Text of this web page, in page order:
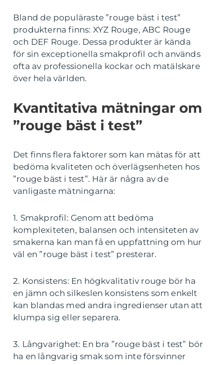
Bland de populäraste ”rouge bäst i test”
produkterna finns: XYZ Rouge, ABC Rouge
och DEF Rouge. Dessa produkter är kända
för sin exceptionella smakprofil och används
ofta av professionella kockar och matälskare
över hela världen.
Kvantitativa mätningar om
”rouge bäst i test”
Det finns flera faktorer som kan mätas för att
bedöma kvaliteten och överlägsenheten hos
”rouge bäst i test”. Här är några av de
vanligaste mätningarna:
1. Smakprofil: Genom att bedöma
komplexiteten, balansen och intensiteten av
smakerna kan man få en uppfattning om hur
väl en ”rouge bäst i test” presterar.
2. Konsistens: En högkvalitativ rouge bör ha
en jämn och silkeslen konsistens som enkelt
kan blandas med andra ingredienser utan att
klumpa sig eller separera.
3. Långvarighet: En bra ”rouge bäst i test” bör
ha en långvarig smak som inte försvinner